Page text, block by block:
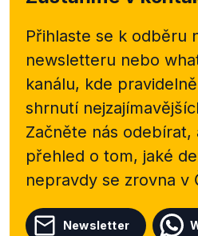
Přihlaste se k odběru
newsletteru nebo
kanálu, kde
shrnutí
Začněte nás odebírat,
přehled o tom, jaké
nepravdy se zrovna v
Newsletter